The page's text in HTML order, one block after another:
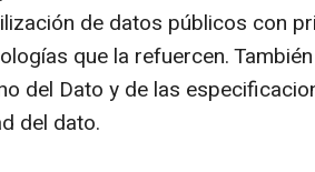
de datos públicos con
que la refuercen.
del Dato y de las
del dato.